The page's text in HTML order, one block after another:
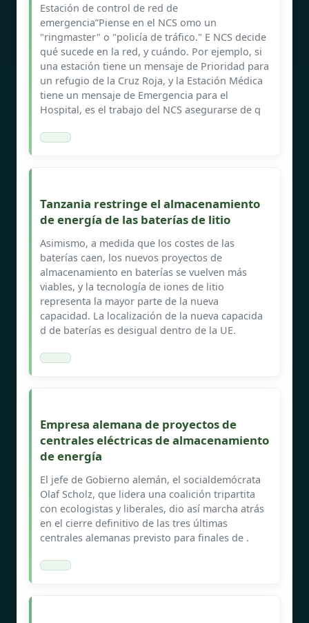
Estación de control de red de
emergencia”Piense en el NCS omo un
"ringmaster" o "policía de tráfico." E NCS decide
qué sucede en la red, y cuándo. Por ejemplo, si
una estación tiene un mensaje de Prioridad para
un refugio de la Cruz Roja, y la Estación Médica
tiene un mensaje de Emergencia para el
Hospital, es el trabajo del NCS asegurarse de q
Tanzania restringe el almacenamiento
de energía de las baterías de litio
Asimismo, a medida que los costes de las
baterías caen, los nuevos proyectos de
almacenamiento en baterías se vuelven más
viables, y la tecnología de iones de litio
representa la mayor parte de la nueva
capacidad. La localización de la nueva capacida
d de baterías es desigual dentro de la UE.
Empresa alemana de proyectos de
centrales eléctricas de almacenamiento
de energía
El jefe de Gobierno alemán, el socialdemócrata
Olaf Scholz, que lidera una coalición tripartita
con ecologistas y liberales, dio así marcha atrás
en el cierre definitivo de las tres últimas
centrales alemanas previsto para finales de .